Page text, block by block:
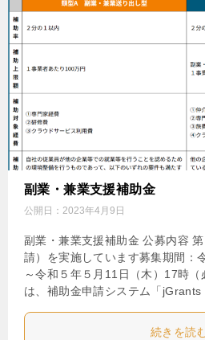
副業・兼業支援補助金
公開日： 2023年4月9日
副業・兼業支援補助金 公募内容
請）を実施しています募集期間：
～令和５年５月11日（木）17時
は、補助金申請システム「
続きを読